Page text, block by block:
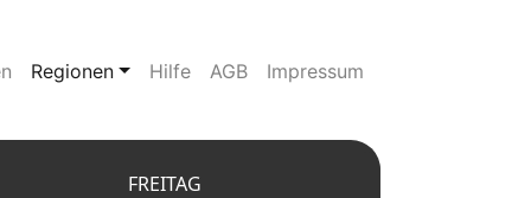
Regionen Hilfe AGB Impressum
FREITAG